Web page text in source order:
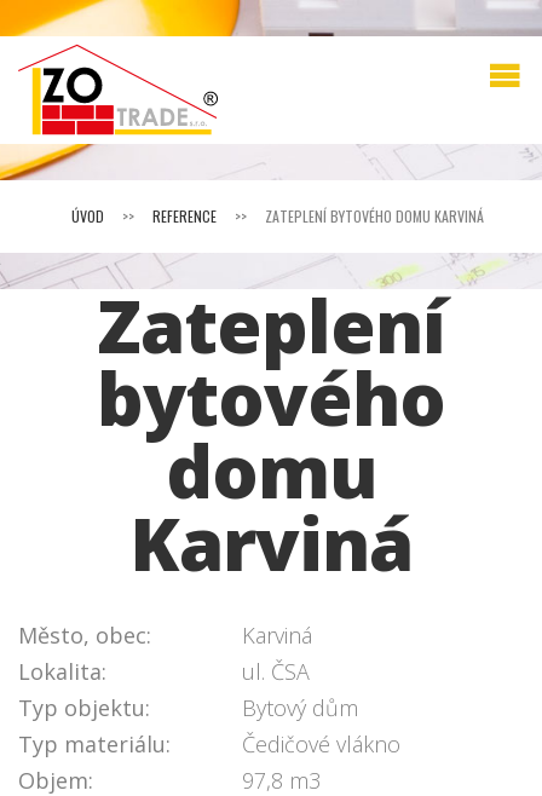
ÚVOD >> REFERENCE >> ZATEPLENÍ BYTOVÉHO DOMU KARVINÁ
Zateplení
bytového
domu
Karviná
Město, obec:
Karviná
Lokalita:
ul. ČSA
Typ objektu:
Bytový dům
Typ materiálu:
Čedičové vlákno
Objem:
97,8 m3